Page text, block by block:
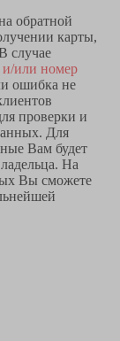
обратной
карты,
случае
или номер
ошибка не
проверки и
Для
Вам будет
На
Вы сможете